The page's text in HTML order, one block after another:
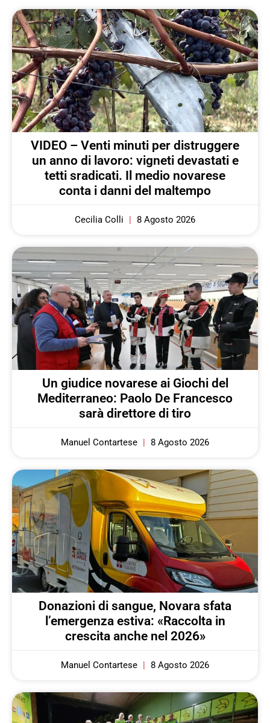
VIDEO – Venti minuti per distruggere
un anno di lavoro: vigneti devastati e
tetti sradicati. Il medio novarese
conta i danni del maltempo
Cecilia Colli 8 Agosto 2026
Un giudice novarese ai Giochi del
Mediterraneo: Paolo De Francesco
sarà direttore di tiro
Manuel Contartese 8 Agosto 2026
Donazioni di sangue, Novara sfata
l’emergenza estiva: «Raccolta in
crescita anche nel 2026»
Manuel Contartese 8 Agosto 2026